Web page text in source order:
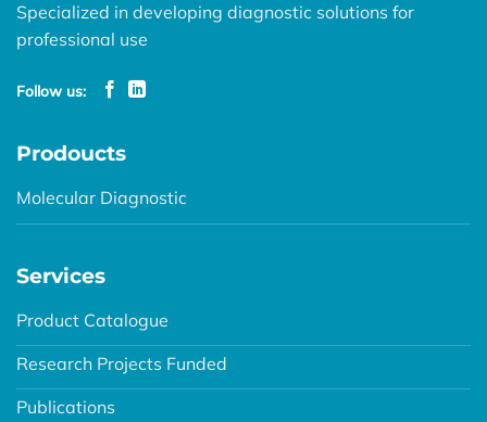
Specialized in developing diagnostic solutions for
professional use
Follow us:
Prodoucts
Molecular Diagnostic
Services
Product Catalogue
Research Projects Funded
Publications